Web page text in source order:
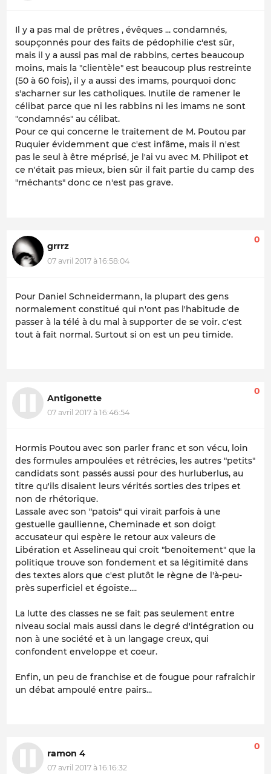
Il y a pas mal de prêtres , évêques ... condamnés,
soupçonnés pour des faits de pédophilie c'est sûr,
mais il y a aussi pas mal de rabbins, certes beaucoup
moins, mais la "clientèle" est beaucoup plus restreinte
(50 à 60 fois), il y a aussi des imams, pourquoi donc
s'acharner sur les catholiques. Inutile de ramener le
célibat parce que ni les rabbins ni les imams ne sont
"condamnés" au célibat.
Pour ce qui concerne le traitement de M. Poutou par
Ruquier évidemment que c'est infâme, mais il n'est
pas le seul à être méprisé, je l'ai vu avec M. Philipot et
ce n'était pas mieux, bien sûr il fait partie du camp des
"méchants" donc ce n'est pas grave.
grrrz
07 avril 2017 à 16:58:04
0
Pour Daniel Schneidermann, la plupart des gens
normalement constitué qui n'ont pas l'habitude de
passer à la télé à du mal à supporter de se voir. c'est
tout à fait normal. Surtout si on est un peu timide.
Antigonette
07 avril 2017 à 16:46:54
0
Hormis Poutou avec son parler franc et son vécu, loin
des formules ampoulées et rétrécies, les autres "petits"
candidats sont passés aussi pour des hurluberlus, au
titre qu'ils disaient leurs vérités sorties des tripes et
non de rhétorique.
Lassale avec son "patois" qui virait parfois à une
gestuelle gaullienne, Cheminade et son doigt
accusateur qui espère le retour aux valeurs de
Libération et Asselineau qui croit "benoitement" que la
politique trouve son fondement et sa légitimité dans
des textes alors que c'est plutôt le règne de l'à-peu-
près superficiel et égoïste....
La lutte des classes ne se fait pas seulement entre
niveau social mais aussi dans le degré d'intégration ou
non à une société et à un langage creux, qui
confondent enveloppe et coeur.
Enfin, un peu de franchise et de fougue pour rafraîchir
un débat ampoulé entre pairs...
ramon 4
07 avril 2017 à 16:16:32
0